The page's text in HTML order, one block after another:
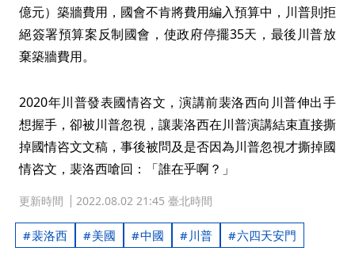
億元）築牆費用，國會不肯將費用編入預算中，川普則拒
絕簽署預算案反制國會，使政府停擺35天，最後川普放
棄築牆費用。
2020年川普發表國情咨文，演講前裴洛西向川普伸出手
想握手，卻被川普忽視，讓裴洛西在川普演講結束直接撕
掉國情咨文文稿，事後被問及是否因為川普忽視才撕掉國
情咨文，裴洛西嗆回：「誰在乎啊？」
更新時間 2022.08.02 21:45 臺北時間
裴洛西 美國 中國 川普 六四天安門